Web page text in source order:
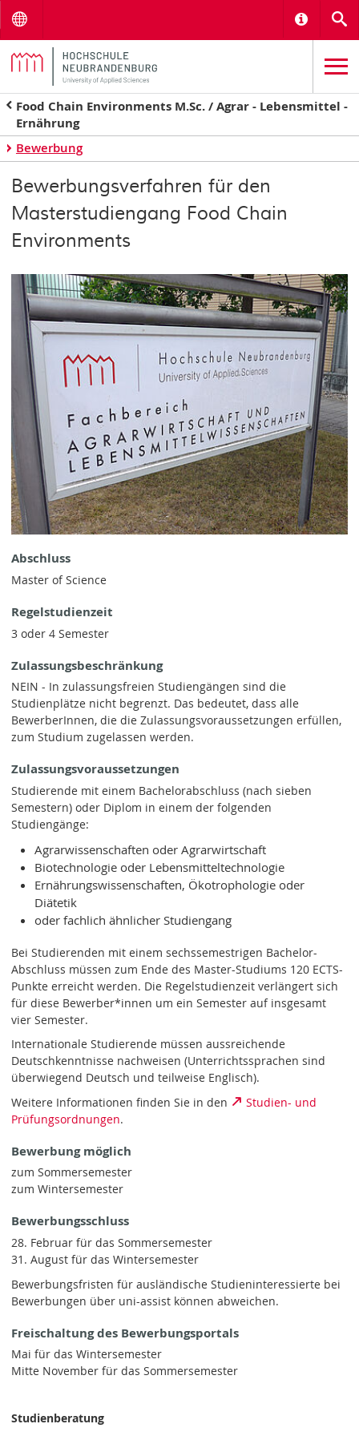
Food Chain Environments M.Sc. / Agrar - Lebensmittel -
Ernährung
Bewerbung
Bewerbungsverfahren für den
Masterstudiengang Food Chain
Environments
Abschluss
Master of Science
Regelstudienzeit
3 oder 4 Semester
Zulassungsbeschränkung
NEIN - In zulassungsfreien Studiengängen sind die
Studienplätze nicht begrenzt. Das bedeutet, dass alle
BewerberInnen, die die Zulassungsvoraussetzungen erfüllen,
zum Studium zugelassen werden.
Zulassungsvoraussetzungen
Studierende mit einem Bachelorabschluss (nach sieben
Semestern) oder Diplom in einem der folgenden
Studiengänge:
Agrarwissenschaften oder Agrarwirtschaft
Biotechnologie oder Lebensmitteltechnologie
Ernährungswissenschaften, Ökotrophologie oder
Diätetik
oder fachlich ähnlicher Studiengang
Bei Studierenden mit einem sechssemestrigen Bachelor-
Abschluss müssen zum Ende des Master-Studiums 120 ECTS-
Punkte erreicht werden. Die Regelstudienzeit verlängert sich
für diese Bewerber*innen um ein Semester auf insgesamt
vier Semester.
Internationale Studierende müssen aussreichende
Deutschkenntnisse nachweisen (Unterrichtssprachen sind
überwiegend Deutsch und teilweise Englisch).
Weitere Informationen finden Sie in den
Studien- und
Prüfungsordnungen.
Bewerbung möglich
zum Sommersemester
zum Wintersemester
Bewerbungsschluss
28. Februar für das Sommersemester
31. August für das Wintersemester
Bewerbungsfristen für ausländische Studieninteressierte bei
Bewerbungen über uni-assist können abweichen.
Freischaltung des Bewerbungsportals
Mai für das Wintersemester
Mitte November für das Sommersemester
Studienberatung